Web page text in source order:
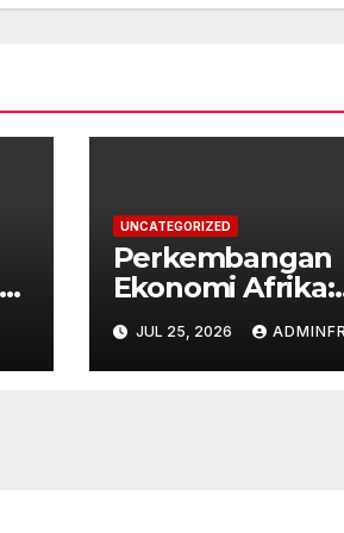
UNCATEGORIZED
Perkembangan
Ekonomi Afrika:
Tantangan dan
Peluang
JUL 25, 2026